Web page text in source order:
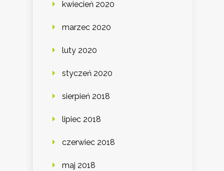
kwiecień 2020
marzec 2020
luty 2020
styczeń 2020
sierpień 2018
lipiec 2018
czerwiec 2018
maj 2018